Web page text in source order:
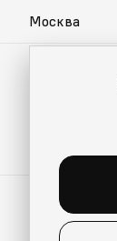
Москва